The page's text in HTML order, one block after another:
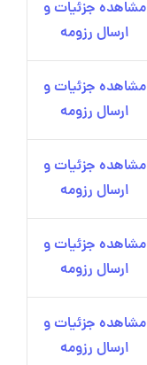
مشاهده جزئیات و
ارسال رزومه
مشاهده جزئیات و
ارسال رزومه
مشاهده جزئیات و
ارسال رزومه
مشاهده جزئیات و
ارسال رزومه
مشاهده جزئیات و
ارسال رزومه